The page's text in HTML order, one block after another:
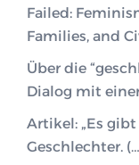
Failed:
Families, and
Über die
Dialog mit
Artikel: „Es
Geschlechter.